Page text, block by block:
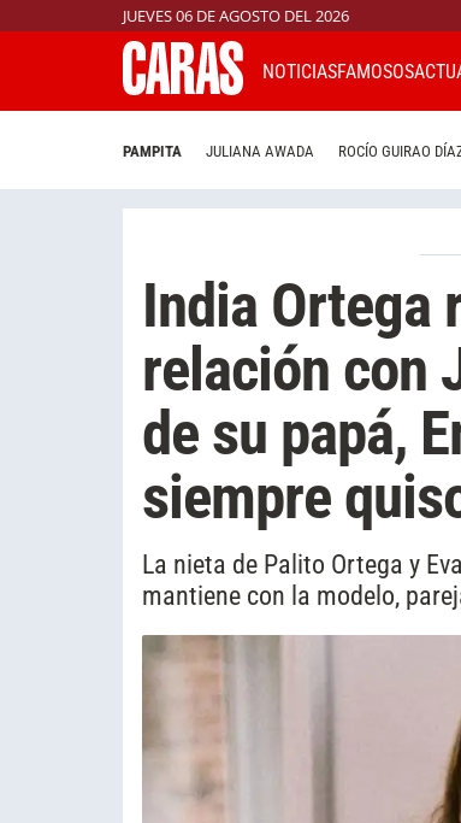
JUEVES 06 DE AGOSTO DEL 2026
NOTICIASFAMOSOS
PAMPITA JULIANA AWADA ROCÍO GUIRAO
India Ortega
relación con
de su papá,
siempre
La nieta de Palito Ortega y
mantiene con la modelo,